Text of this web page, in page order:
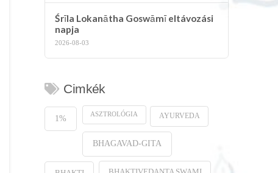
Śrīla Lokanātha Goswāmī eltávozási
napja
2026-08-03
Cimkék
1% ASZTROLÓGIA AYURVEDA
BHAGAVAD-GITA